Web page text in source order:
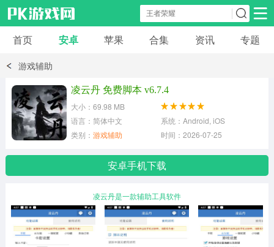
安卓应用 安卓游戏
模拟经营
首页 安卓 苹果 合集 资讯 专题
游戏辅助
凌云丹 免费脚本 v6.7.4
大小：69.98 MB
语言：简体中文
系统：Android, iOS
类别： 游戏辅助 时间：2026-07-25
安卓手机下载
凌云丹是一款辅助工具软件